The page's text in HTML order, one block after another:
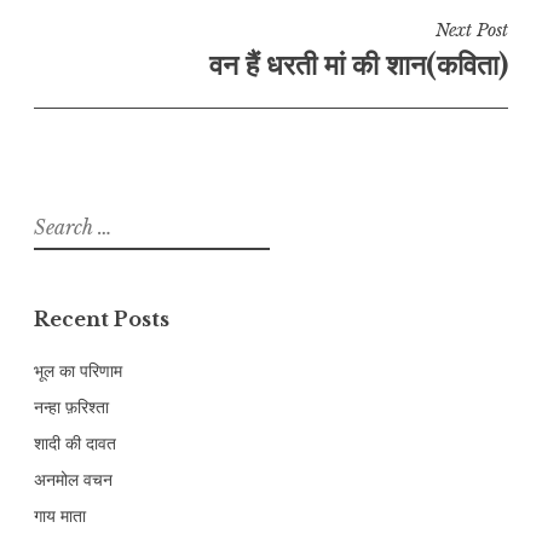
Next Post
वन हैं धरती मां की शान(कविता)
Search
for:
Recent Posts
भूल का परिणाम
नन्हा फ़रिश्ता
शादी की दावत
अनमोल वचन
गाय माता